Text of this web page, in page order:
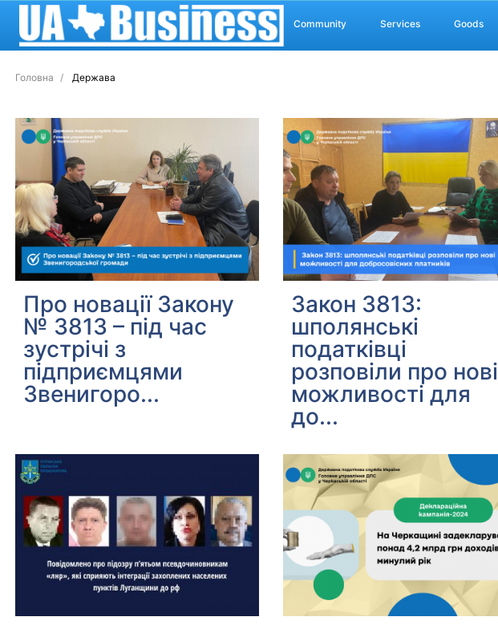
Community Services Goods
Головна Держава
Про новації Закону
№ 3813 – під час
зустрічі з
підприємцями
Звенигоро...
Закон 3813:
шполянські
податківці
розповіли про нові
можливості для
до...